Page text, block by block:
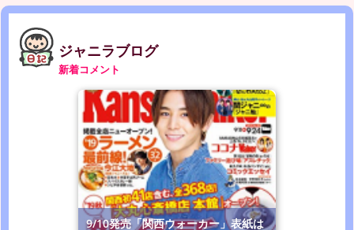
ジャニラブログ
新着コメント
9/10発売「関西ウォーカー」表紙は